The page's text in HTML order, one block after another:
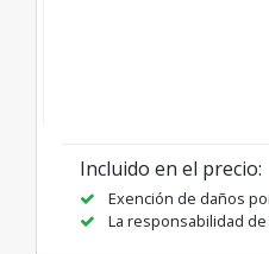
Incluido en el precio:
Exención de daños
La responsabilidad de